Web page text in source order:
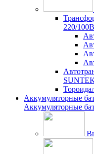
220/
Аккумуляторные
Аккумуляторные